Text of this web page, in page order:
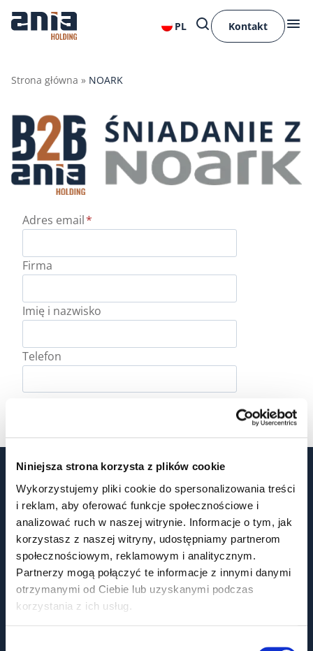
Niniejsza strona korzysta z plików cookie
Wykorzystujemy pliki cookie do spersonalizowania treści
i reklam, aby oferować funkcje społecznościowe i
analizować ruch w naszej witrynie. Informacje o tym, jak
korzystasz z naszej witryny, udostępniamy partnerom
społecznościowym, reklamowym i analitycznym.
Partnerzy mogą połączyć te informacje z innymi danymi
otrzymanymi od Ciebie lub uzyskanymi podczas
korzystania z ich usług.
PL Kontakt
Strona główna » NOARK
Adres email*
Firma
Imię i nazwisko
Telefon
SKONTAKTUJ SIĘ